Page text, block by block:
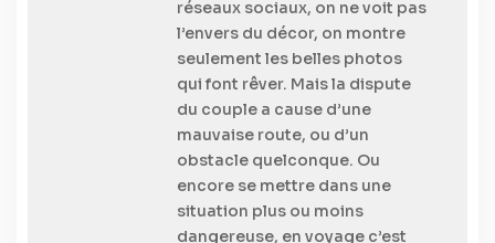
réseaux sociaux, on ne voit pas
l’envers du décor, on montre
seulement les belles photos
qui font rêver. Mais la dispute
du couple a cause d’une
mauvaise route, ou d’un
obstacle quelconque. Ou
encore se mettre dans une
situation plus ou moins
dangereuse, en voyage c’est